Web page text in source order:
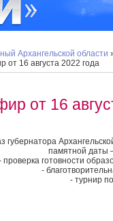
Архангельской области
от 16 августа 2022 года
от 16
губернатора
памятной даты
проверка готовности
-
- турнир